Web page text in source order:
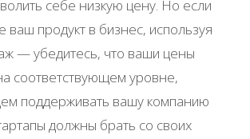
себе низкую цену. Но если
ваш продукт в бизнес, используя
— убедитесь, что ваши цены
соответствующем уровне,
поддерживать вашу компанию
должны брать со своих